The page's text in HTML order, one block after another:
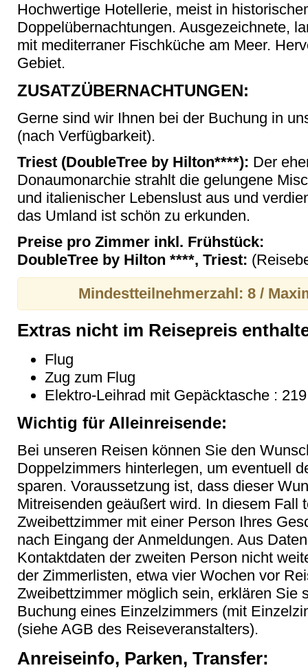
Hochwertige Hotellerie, meist in
Doppelübernachtungen. Ausgezeichnete,
mit mediterraner Fischküche am Meer.
Gebiet.
ZUSATZÜBERNACHTUNGEN:
Gerne sind wir Ihnen bei der Buchung in
(nach Verfügbarkeit).
Triest (DoubleTree by Hilton****): Der
Donaumonarchie strahlt die gelungene
und italienischer Lebenslust aus und
das Umland ist schön zu erkunden.
Preise pro Zimmer inkl. Frühstück:
DoubleTree by Hilton ****, Triest:
Mindestteilnehmerzahl: 8 /
Extras nicht im Reisepreis
Flug
Zug zum Flug
Elektro-Leihrad mit Gepäcktasche :
Wichtig für Alleinreisende:
Bei unseren Reisen können Sie den
Doppelzimmers hinterlegen, um eventuell
sparen. Voraussetzung ist, dass dieser
Mitreisenden geäußert wird. In diesem Fall
Zweibettzimmer mit einer Person Ihres
nach Eingang der Anmeldungen. Aus
Kontaktdaten der zweiten Person nicht
der Zimmerlisten, etwa vier Wochen vor
Zweibettzimmer möglich sein, erklären Sie
Buchung eines Einzelzimmers (mit
(siehe AGB des Reiseveranstalters).
Anreiseinfo, Parken, Transfer: